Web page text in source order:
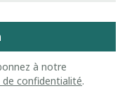
à notre
confidentialité.